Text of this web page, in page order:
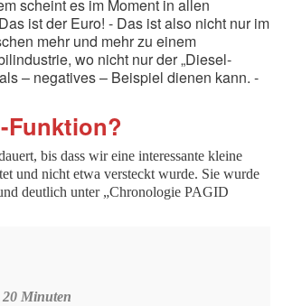
scheint es im Moment in allen
ist der Euro! - Das ist also nicht nur im
mehr und mehr zu einem
wo nicht nur der „Diesel-
– negatives – Beispiel dienen kann. -
Funktion?
bis dass wir eine interessante kleine
und nicht etwa versteckt wurde. Sie wurde
deutlich unter „Chronologie PAGID
Minuten